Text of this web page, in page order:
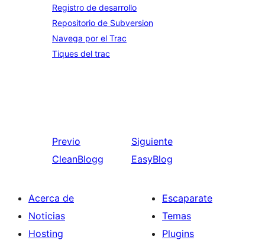
Registro de desarrollo
Repositorio de Subversion
Navega por el Trac
Tiques del trac
Previo
CleanBlogg
Siguiente
EasyBlog
Acerca de
Noticias
Hosting
Escaparate
Temas
Plugins